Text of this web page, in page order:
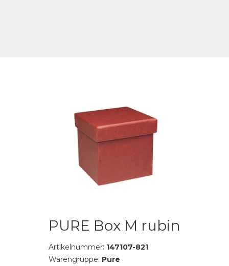
PURE Box M rubin
Artikelnummer: 147107-821
Warengruppe: Pure